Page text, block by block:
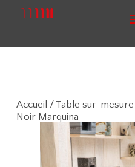
Accueil / Table sur-mesure
Noir Marquina